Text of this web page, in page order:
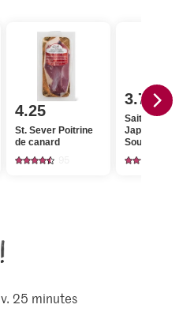
4.25
St. Sever Poitrine
de canard
3.70
Saitaku Simply
Japanese Miso
Soup Original
25 minutes